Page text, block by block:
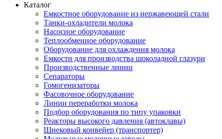
Каталог
Емкостное оборудование из нержавеющей стали
Танки-охладители молока
Насосное оборудование
Теплообменное оборудование
Оборудование для охлаждения молока
Емкости для производства шоколадной глазури
Производственные линии
Сепараторы
Гомогенизаторы
Фасовочное оборудование
Линии переработки молока
Подбор оборудования по типу упаковки
Реакторы высокого давления (автоклавы)
Шнековый конвейер (транспортер)